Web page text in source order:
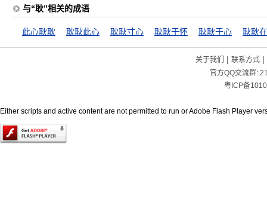
与“耿”相关的成语
此心耿耿 耿耿此心 耿耿寸心 耿耿于怀 耿耿于心 耿耿
关于我们 | 联系方式|
官方QQ交流群:
粤ICP备
Either scripts and active content are not permitted to run or Adobe Flash Player